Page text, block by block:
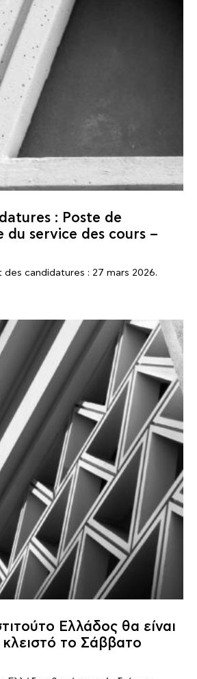
: Poste de
service des cours –
candidatures : 27 mars 2026.
Ελλάδος θα είναι
κλειστό το Σάββατο